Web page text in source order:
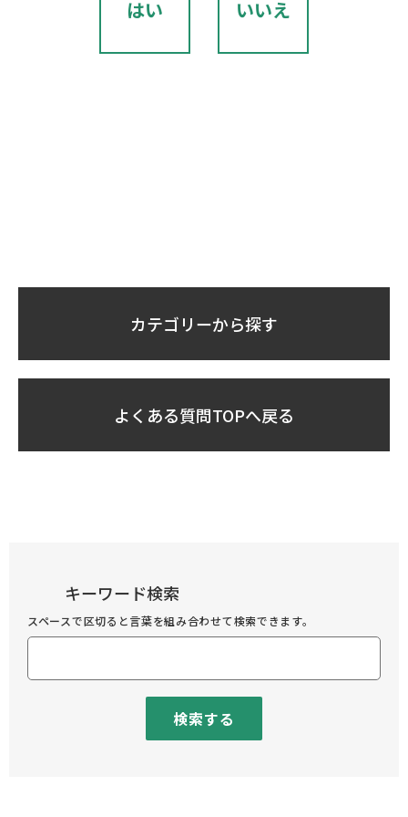
はい いいえ
カテゴリーから探す
よくある質問TOPへ戻る
キーワード検索
スペースで区切ると言葉を組み合わせて検索できます。
検索する